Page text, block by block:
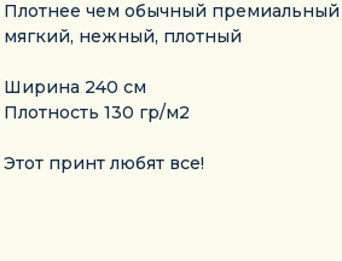
Плотнее чем обычный премиальный
мягкий, нежный, плотный
Ширина 240 см
Плотность 130 гр/м2
Этот принт любят все!